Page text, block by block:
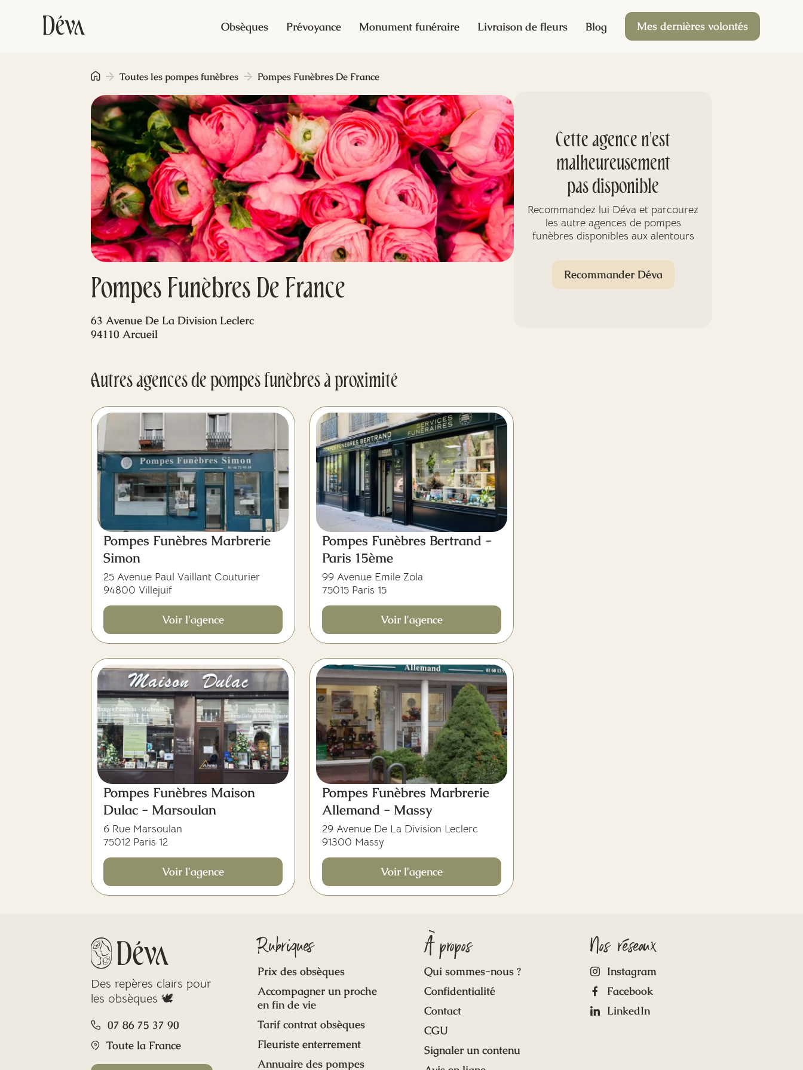
Obsèques Prévoyance Monument funéraire Livraison de fleurs Blog Mes dernières volontés
Pompes Funèbres De France
Toutes les pompes funèbres Pompes Funèbres De France
63 Avenue De La Division Leclerc
94110 Arcueil
Autres agences de pompes funèbres à proximité
Pompes Funèbres Marbrerie
Simon
25 Avenue Paul Vaillant Couturier
94800 Villejuif
Voir l'agence
Pompes Funèbres Bertrand -
Paris 15ème
99 Avenue Emile Zola
75015 Paris 15
Voir l'agence
Pompes Funèbres Maison
Dulac - Marsoulan
6 Rue Marsoulan
75012 Paris 12
Voir l'agence
Pompes Funèbres Marbrerie
Allemand - Massy
29 Avenue De La Division Leclerc
91300 Massy
Voir l'agence
Cette agence n'est
malheureusement
pas disponible
Recommandez lui Déva et parcourez
les autre agences de pompes
funèbres disponibles aux alentours
Recommander Déva
Des repères clairs pour
les obsèques 🕊️
07 86 75 37 90
Toute la France
Rubriques
Prix des obsèques
Accompagner un proche
en fin de vie
Tarif contrat obsèques
Fleuriste enterrement
Annuaire des pompes
À propos
Qui sommes-nous ?
Confidentialité
Contact
CGU
Signaler un contenu
Nos réseaux
Instagram
Facebook
LinkedIn